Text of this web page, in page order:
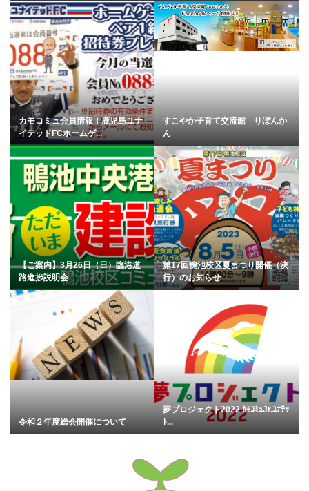
カモコミュ会員情報！鹿児島ユナ
イテッドFCホームゲ...
すこやか子育て交流館 りぼんか
ん
【ご案内】3月26日（日）臨港道
路進捗説明会
第17回鴨池校区夏まつり開催（決
行）のお知らせ
令和２年度総会開催について
夢プロジェクト2022 ｶﾓｺﾐｭJr.ﾕﾅﾃｯ
ﾄ...